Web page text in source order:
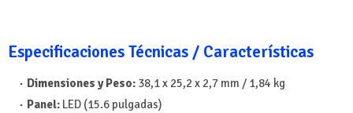
Especificaciones Técnicas / Características
Dimensiones y Peso: 38,1 x 25,2 x 2,7 mm / 1,84 kg
Panel: LED (15.6 pulgadas)